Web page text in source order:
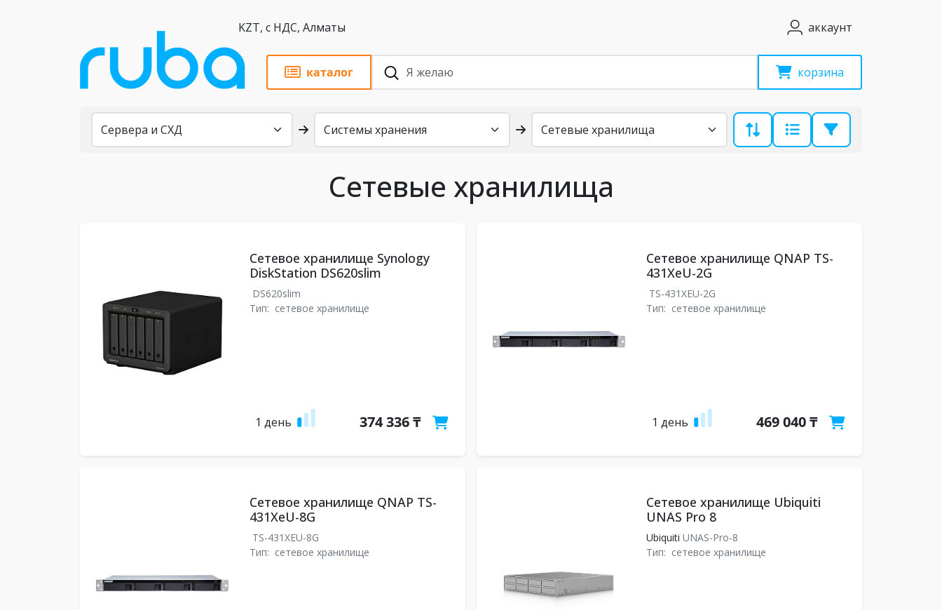
KZT, с НДС, Алматы аккаунт
каталог корзина
Каталог
Сетевые хранилища
Сетевое хранилище Synology
DiskStation DS620slim
DS620slim
Тип: сетевое хранилище
1 день 374 336 ₸
Сетевое хранилище QNAP TS-
431XeU-2G
TS-431XEU-2G
Тип: сетевое хранилище
1 день 469 040 ₸
Сетевое хранилище QNAP TS-
431XeU-8G
TS-431XEU-8G
Тип: сетевое хранилище
Сетевое хранилище Ubiquiti
UNAS Pro 8
Ubiquiti UNAS-Pro-8
Тип: сетевое хранилище